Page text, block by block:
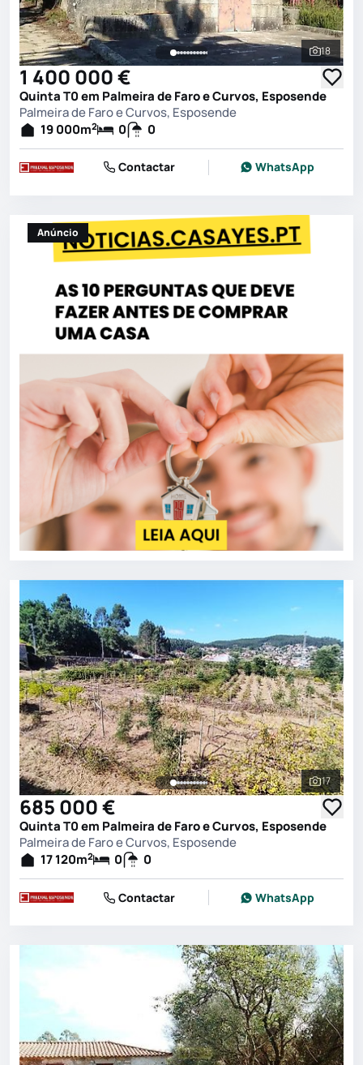
Ver
18
1 400 000 €
Quinta T0 em Palmeira de Faro e Curvos, Esposende
Palmeira de Faro e Curvos, Esposende
19 000m2 0 0
Contactar WhatsApp
Anúncio
Ver
17
685 000 €
Quinta T0 em Palmeira de Faro e Curvos, Esposende
Palmeira de Faro e Curvos, Esposende
17 120m2 0 0
Contactar WhatsApp